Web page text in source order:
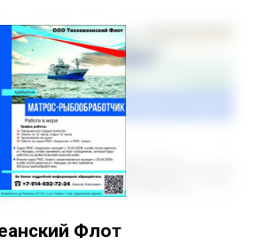
Флот